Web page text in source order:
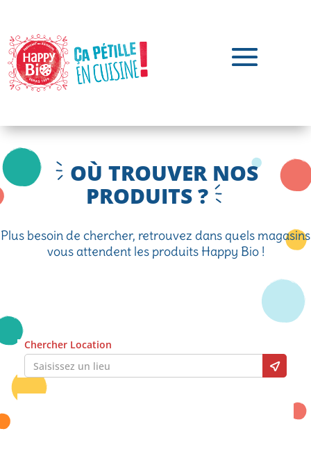
OÙ TROUVER NOS
PRODUITS ?
Plus besoin de chercher, retrouvez dans quels magasins
vous attendent les produits Happy Bio !
Chercher Location